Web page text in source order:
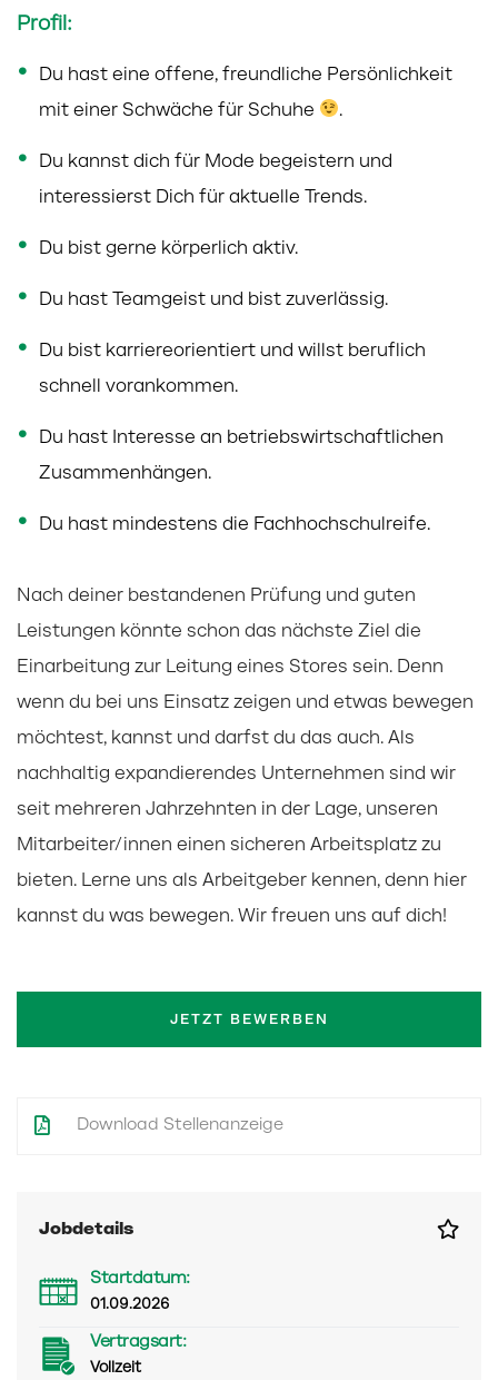
Profil:
Du hast eine offene, freundliche Persönlichkeit
mit einer Schwäche für Schuhe
.
Du kannst dich für Mode begeistern und
interessierst Dich für aktuelle Trends.
Du bist gerne körperlich aktiv.
Du hast Teamgeist und bist zuverlässig.
Du bist karriereorientiert und willst beruflich
schnell vorankommen.
Du hast Interesse an betriebswirtschaftlichen
Zusammenhängen.
Du hast mindestens die Fachhochschulreife.
Nach deiner bestandenen Prüfung und guten
Leistungen könnte schon das nächste Ziel die
Einarbeitung zur Leitung eines Stores sein. Denn
wenn du bei uns Einsatz zeigen und etwas bewegen
möchtest, kannst und darfst du das auch. Als
nachhaltig expandierendes Unternehmen sind wir
seit mehreren Jahrzehnten in der Lage, unseren
Mitarbeiter/innen einen sicheren Arbeitsplatz zu
bieten. Lerne uns als Arbeitgeber kennen, denn hier
kannst du was bewegen. Wir freuen uns auf dich!
JETZT BEWERBEN
Download Stellenanzeige
Jobdetails
Startdatum:
01.09.2026
Vertragsart:
Vollzeit